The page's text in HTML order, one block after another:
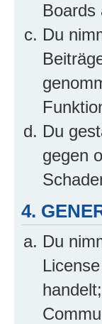
Boards
Du
Du
gegen
4.
Du